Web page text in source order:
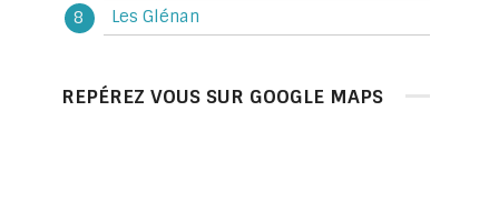
Les Glénan
REPÉREZ VOUS SUR GOOGLE MAPS